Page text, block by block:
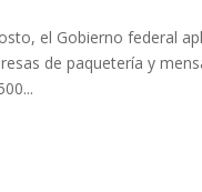
el Gobierno federal
de paquetería y